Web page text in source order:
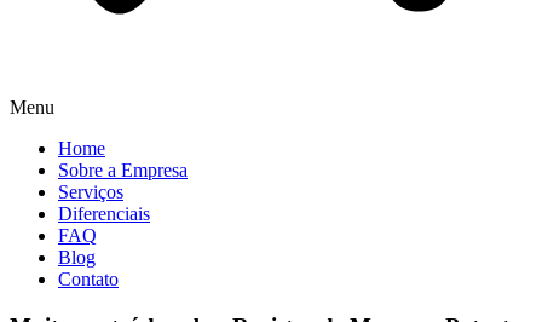
Menu
Home
Sobre a Empresa
Serviços
Diferenciais
FAQ
Blog
Contato